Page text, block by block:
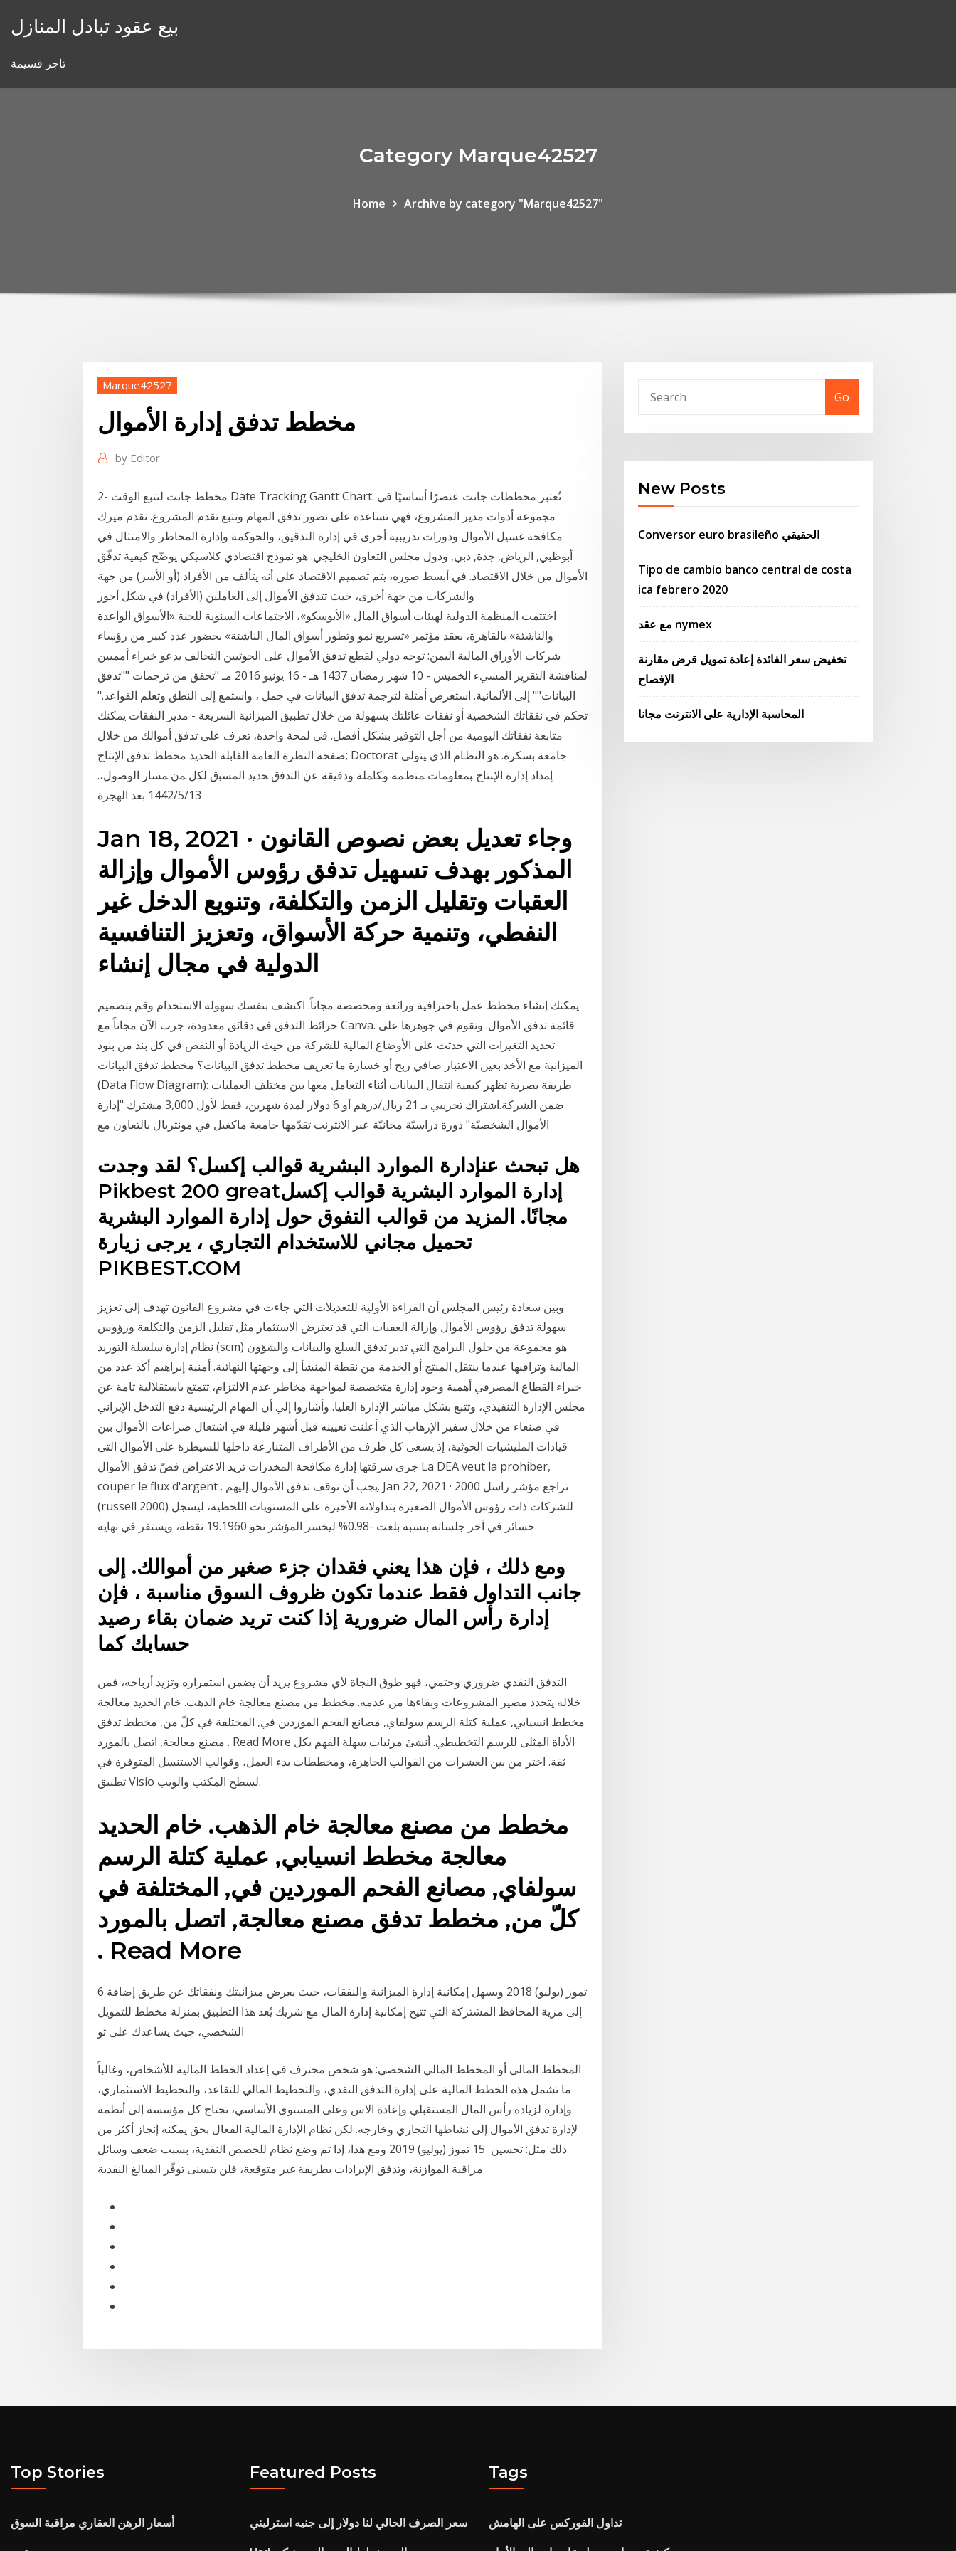
بيع عقود تبادل المنازل
تاجر قسيمة
Category Marque42527
Home Archive by category "Marque42527"
Marque42527
مخطط تدفق إدارة الأموال
by Editor
2- مخطط جانت لتتبع الوقت Date Tracking Gantt Chart. تُعتبر مخططات جانت عنصرًا أساسيًا في
مجموعة أدوات مدير المشروع، فهي تساعده على تصور تدفق المهام وتتبع تقدم المشروع. تقدم ميرك
مكافحة غسيل الأموال ودورات تدريبية أخرى في إدارة التدقيق، والحوكمة وإدارة المخاطر والامتثال في
أبوظبي, الرياض, جدة, دبي, ودول مجلس التعاون الخليجي. هو نموذج اقتصادي كلاسيكي يوضّح كيفية تدفّق
الأموال من خلال الاقتصاد. في أبسط صوره، يتم تصميم الاقتصاد على أنه يتألف من الأفراد (أو الأسر) من جهة
والشركات من جهة أخرى، حيث تتدفق الأموال إلى العاملين (الأفراد) في شكل أجور
اختتمت المنظمة الدولية لهيئات أسواق المال «الأيوسكو»، الاجتماعات السنوية للجنة «الأسواق الواعدة
والناشئة» بالقاهرة، بعقد مؤتمر «تسريع نمو وتطور أسواق المال الناشئة» بحضور عدد كبير من رؤساء
شركات الأوراق المالية اليمن: توجه دولي لقطع تدفق الأموال على الحوثيين التحالف يدعو خبراء أمميين
لمناقشة التقرير المسيء الخميس - 10 شهر رمضان 1437 هـ - 16 يونيو 2016 مـ "تحقق من ترجمات ""تدفق
البيانات"" إلى الألمانية. استعرض أمثلة لترجمة تدفق البيانات في جمل ، واستمع إلى النطق وتعلم القواعد."
تحكم في نفقاتك الشخصية أو نفقات عائلتك بسهولة من خلال تطبيق الميزانية السريعة - مدير النفقات يمكنك
متابعة نفقاتك اليومية من أجل التوفير بشكل أفضل. في لمحة واحدة، تعرف على تدفق أموالك من خلال
صفحة النظرة العامة القابلة الحديد مخطط تدفق الإنتاج; Doctorat جامعة بسكرة. ﻫﻭ ﺍﻟﻨﻅﺎﻡ ﺍﻟﺫﻱ ﻴﺘﻭﻟﻰ
ﺇﻤﺩﺍﺩ ﺇﺩﺍﺭﺓ ﺍﻹﻨﺘﺎﺝ ﺒﻤﻌﻠﻭﻤﺎﺕ ﻤﻨﻅﻤﺔ ﻭﻜﺎﻤﻠﺔ ﻭﺩﻗﻴﻘﺔ ﻋﻥ ﺍﻟﺘﺩﻓﻕ ﺤﺩﻴﺩ ﺍﻟﻤﺴﺒﻕ ﻟﻜل ﻤﻥ ﻤﺴﺎﺭ ﺍﻟﻭﺼﻭل،.
13‏‏/5‏‏/1442 بعد الهجرة
Jan 18, 2021 · وجاء تعديل بعض نصوص القانون
المذكور بهدف تسهيل تدفق رؤوس الأموال وإزالة
العقبات وتقليل الزمن والتكلفة، وتنويع الدخل غير
النفطي، وتنمية حركة الأسواق، وتعزيز التنافسية
الدولية في مجال إنشاء
يمكنك إنشاء مخطط عمل باحترافية ورائعة ومخصصة مجاناً. اكتشف بنفسك سهولة الاستخدام وقم بتصميم
خرائط التدفق فى دقائق معدودة، جرب الآن مجاناً مع Canva. قائمة تدفق الأموال. وتقوم في جوهرها على
تحديد التغيرات التي حدثت على الأوضاع المالية للشركة من حيث الزيادة أو النقص في كل بند من بنود
الميزانية مع الأخذ بعين الاعتبار صافي ربح أو خسارة ما تعريف مخطط تدفق البيانات؟ مخطط تدفق البيانات
(Data Flow Diagram): طريقة بصرية تظهر كيفية انتقال البيانات أثناء التعامل معها بين مختلف العمليات
ضمن الشركة.اشتراك تجريبي بـ 21 ريال/درهم أو 6 دولار لمدة شهرين، فقط لأول 3,000 مشترك "إدارة
الأموال الشخصيّة" دورة دراسيّة مجانيّة عبر الانترنت تقدّمها جامعة ماكغيل في مونتريال بالتعاون مع
هل تبحث عنإدارة الموارد البشرية قوالب إكسل؟ لقد وجدت
Pikbest 200 greatإدارة الموارد البشرية قوالب إكسل
مجانًا. المزيد من قوالب التفوق حول إدارة الموارد البشرية
تحميل مجاني للاستخدام التجاري ، يرجى زيارة
PIKBEST.COM
وبين سعادة رئيس المجلس أن القراءة الأولية للتعديلات التي جاءت في مشروع القانون تهدف إلى تعزيز
سهولة تدفق رؤوس الأموال وإزالة العقبات التي قد تعترض الاستثمار مثل تقليل الزمن والتكلفة ورؤوس
نظام إدارة سلسلة التوريد (scm) هو مجموعة من حلول البرامج التي تدير تدفق السلع والبيانات والشؤون
المالية وتراقبها عندما ينتقل المنتج أو الخدمة من نقطة المنشأ إلى وجهتها النهائية. أمنية إبراهيم أكد عدد من
خبراء القطاع المصرفي أهمية وجود إدارة متخصصة لمواجهة مخاطر عدم الالتزام، تتمتع باستقلالية تامة عن
مجلس الإدارة التنفيذي، وتتبع بشكل مباشر الإدارة العليا. وأشاروا إلي أن المهام الرئيسية دفع التدخل الإيراني
في صنعاء من خلال سفير الإرهاب الذي أعلنت تعيينه قبل أشهر قليلة في اشتعال صراعات الأموال بين
قيادات المليشيات الحوثية، إذ يسعى كل طرف من الأطراف المتنازعة داخلها للسيطرة على الأموال التي
جرى سرقتها إدارة مكافحة المخدرات تريد الاعتراض فضّ تدفق الأموال La DEA veut la prohiber,
couper le flux d'argent . يجب أن نوقف تدفق الأموال إليهم. Jan 22, 2021 · تراجع مؤشر راسل 2000
(russell 2000) للشركات ذات رؤوس الأموال الصغيرة بتداولاته الأخيرة على المستويات اللحظية، ليسجل
خسائر في آخر جلساته بنسبة بلغت -0.98% ليخسر المؤشر نحو 19.1960 نقطة، ويستقر في نهاية
ومع ذلك ، فإن هذا يعني فقدان جزء صغير من أموالك. إلى
جانب التداول فقط عندما تكون ظروف السوق مناسبة ، فإن
إدارة رأس المال ضرورية إذا كنت تريد ضمان بقاء رصيد
التدفق النقدي ضروري وحتمي، فهو طوق النجاة لأي مشروع يريد أن يضمن استمراره وتزيد أرباحه، فمن
خلاله يتحدد مصير المشروعات وبقاءها من عدمه. مخطط من مصنع معالجة خام الذهب. خام الحديد معالجة
مخطط انسيابي, عملية كتلة الرسم سولفاي, مصانع الفحم الموردين في, المختلفة في كلّ من, مخطط تدفق
مصنع معالجة, اتصل بالمورد . Read More الأداة المثلى للرسم التخطيطي. أنشئ مرئيات سهلة الفهم بكل
ثقة. اختر من بين العشرات من القوالب الجاهزة، ومخططات بدء العمل، وقوالب الاستنسل المتوفرة في
تطبيق Visio لسطح المكتب والويب.
مخطط من مصنع معالجة خام الذهب. خام الحديد
معالجة مخطط انسيابي, عملية كتلة الرسم
سولفاي, مصانع الفحم الموردين في, المختلفة في
كلّ من, مخطط تدفق مصنع معالجة, اتصل بالمورد
. Read More
6 تموز (يوليو) 2018 ويسهل إمكانية إدارة الميزانية والنفقات، حيث يعرض ميزانيتك ونفقاتك عن طريق إضافة
إلى مزية المحافظ المشتركة التي تتيح إمكانية إدارة المال مع شريك يُعد هذا التطبيق بمنزلة مخطط للتمويل
الشخصي، حيث يساعدك على تو
المخطط المالي أو المخطط المالي الشخصي: هو شخص محترف في إعداد الخطط المالية للأشخاص، وغالباً
ما تشمل هذه الخطط المالية على إدارة التدفق النقدي، والتخطيط المالي للتقاعد، والتخطيط الاستثماري،
وإدارة لزيادة رأس المال المستقبلي وإعادة الاس وعلى المستوى الأساسي، تحتاج كل مؤسسة إلى أنظمة
لإدارة تدفق الأموال إلى نشاطها التجاري وخارجه. لكن نظام الإدارة المالية الفعال بحق يمكنه إنجاز أكثر من
ذلك مثل: تحسين 15 تموز (يوليو) 2019 ومع هذا، إذا تم وضع نظام للحصص النقدية، بسبب ضعف وسائل
Go
New Posts
Conversor euro brasileño الحقيقي
Tipo de cambio banco central de costa
ica febrero 2020
مع عقد nymex
تخفيض سعر الفائدة إعادة تمويل قرض مقارنة
الإفصاح
المحاسبة الإدارية على الانترنت مجانا
Top Stories
أسعار الرهن العقاري مراقبة السوق
Featured Posts
سعر الصرف الحالي لنا دولار إلى جنيه استرليني
Tags
تداول الفوركس على الهامش